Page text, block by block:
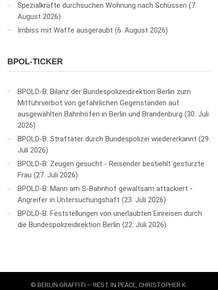
Spezialkräfte durchsuchen Wohnung nach Schüssen
7.
August 2026
Imbiss mit Waffe ausgeraubt 6. August 2026
BPOL-TICKER
BPOLD-B: Bilanz der Bundespolizeidirektion Berlin zum
Mitführverbot von gefährlichen Gegenständen auf
ausgewählten Bahnhöfen in Berlin und Brandenburg 30. Juli
2026
BPOLD-B: Straftäter durch Bundespolizei wiedererkannt
29.
Juli 2026
BPOLD-B: Zeugen gesucht - Reisender bestiehlt gestürzte
Frau
27. Juli 2026
BPOLD-B: Mann am S-Bahnhof gewaltsam attackiert -
Angreifer in Untersuchungshaft
23. Juli 2026
BPOLD-B: Feststellungen von unerlaubten Einreisen durch
die Bundespolizeidirektion Berlin
22. Juli 2026
© BERLIN GRAFFITI – REST IN PEACE, CHRISTOPHER K.